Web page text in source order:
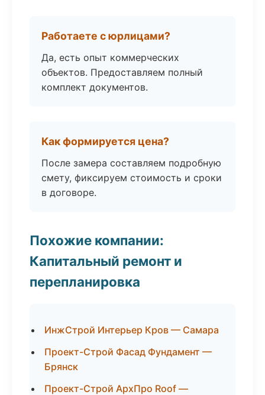
Работаете с юрлицами?
Да, есть опыт коммерческих
объектов. Предоставляем полный
комплект документов.
Как формируется цена?
После замера составляем подробную
смету, фиксируем стоимость и сроки
в договоре.
Похожие компании:
Капитальный ремонт и
перепланировка
ИнжСтрой Интерьер Кров — Самара
Проект-Строй Фасад Фундамент —
Брянск
Проект-Строй АрхПро Roof —